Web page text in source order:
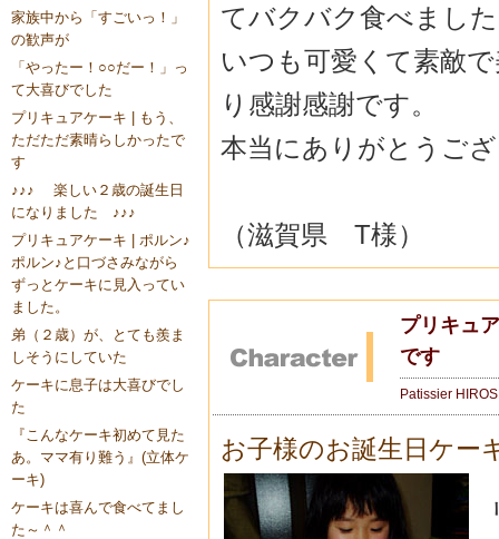
家族中から「すごいっ！」
の歓声が
「やったー！○○だー！」っ
て大喜びでした
プリキュアケーキ | もう、
ただただ素晴らしかったで
す
♪♪♪ 楽しい２歳の誕生日
になりました ♪♪♪
プリキュアケーキ | ポルン♪
ポルン♪と口づさみながら
ずっとケーキに見入ってい
ました。
弟（２歳）が、とても羨ま
しそうにしていた
ケーキに息子は大喜びでし
た
『こんなケーキ初めて見た
あ。ママ有り難う』(立体ケ
ーキ)
ケーキは喜んで食べてまし
た～＾＾
てバクバク食べまし
いつも可愛くて素敵
り感謝感謝です。
本当にありがとうご
（滋賀県 T様）
プリキュ
です
Patissier
お子様のお誕生日ケー